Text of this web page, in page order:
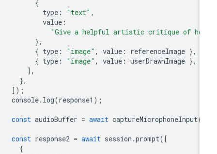
type : "text"
value
"Give a helpful artistic critique of
{ type : "image", value: referenceImage
{ type : "image", value: userDrawnImage
console.log(response1
const audioBuffer = await captureMicrophoneInput
const response2 = await session.prompt